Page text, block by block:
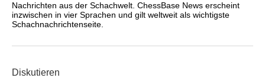
Nachrichten aus der Schachwelt. ChessBase News erscheint
inzwischen in vier Sprachen und gilt weltweit als wichtigste
Schachnachrichtenseite.
Diskutieren